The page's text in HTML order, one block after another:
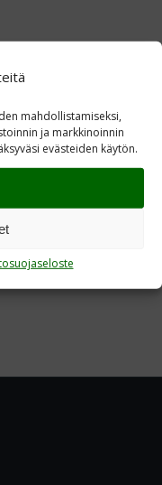
mahdollistamiseksi,
ja markkinoinnin
evästeiden käytön.
hyökkäsi